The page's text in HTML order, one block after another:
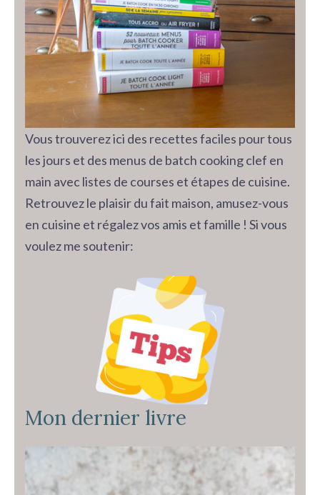
Vous trouverez ici des recettes faciles pour tous
les jours et des menus de batch cooking clef en
main avec listes de courses et étapes de cuisine.
Retrouvez le plaisir du fait maison, amusez-vous
en cuisine et régalez vos amis et famille ! Si vous
voulez me soutenir:
Mon dernier livre